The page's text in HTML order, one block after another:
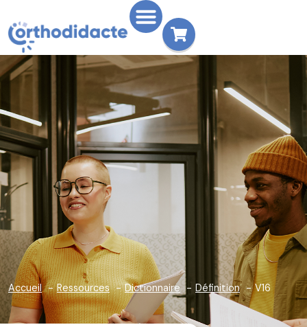
Accueil Ressources Dictionnaire Définition V16